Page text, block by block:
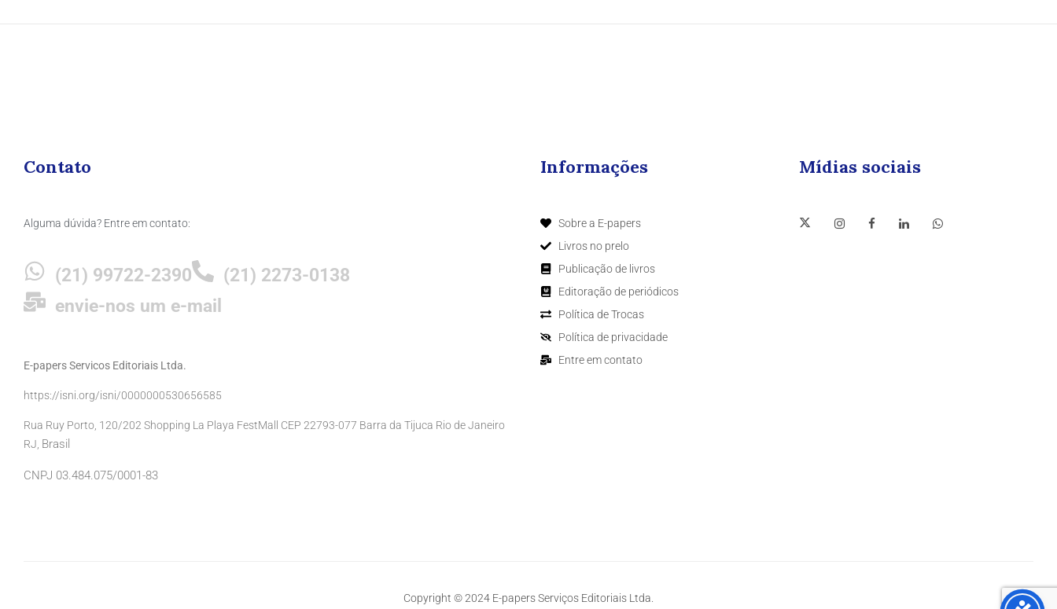
Contato
Alguma dúvida? Entre em contato:
(21) 99722-2390
(21) 2273-0138
envie-nos um e-mail
E-papers Servicos Editoriais Ltda.
https://isni.org/isni/0000000530656585
Rua Ruy Porto, 120/202 Shopping La Playa FestMall CEP 22793-077 Barra da Tijuca Rio de Janeiro
RJ, Brasil
CNPJ 03.484.075/0001-83
Informações
Sobre a E-papers
Livros no prelo
Publicação de livros
Editoração de periódicos
Política de Trocas
Política de privacidade
Entre em contato
Mídias sociais
Copyright © 2024 E-papers Serviços Editoriais Ltda.